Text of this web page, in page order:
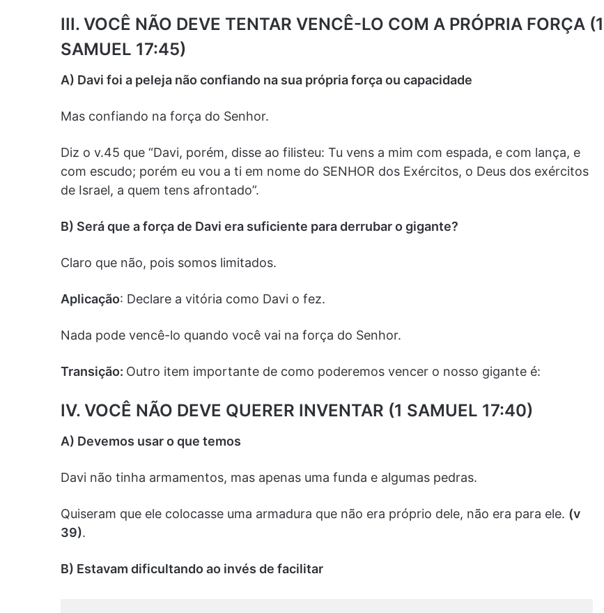
III. VOCÊ NÃO DEVE TENTAR VENCÊ-LO COM A PRÓPRIA FORÇA (1
SAMUEL 17:45)
A) Davi foi a peleja não confiando na sua própria força ou capacidade
Mas confiando na força do Senhor.
Diz o v.45 que “Davi, porém, disse ao filisteu: Tu vens a mim com espada, e com lança, e
com escudo; porém eu vou a ti em nome do SENHOR dos Exércitos, o Deus dos exércitos
de Israel, a quem tens afrontado”.
B) Será que a força de Davi era suficiente para derrubar o gigante?
Claro que não, pois somos limitados.
Aplicação: Declare a vitória como Davi o fez.
Nada pode vencê-lo quando você vai na força do Senhor.
Transição: Outro item importante de como poderemos vencer o nosso gigante é:
IV. VOCÊ NÃO DEVE QUERER INVENTAR (1 SAMUEL 17:40)
A) Devemos usar o que temos
Davi não tinha armamentos, mas apenas uma funda e algumas pedras.
Quiseram que ele colocasse uma armadura que não era próprio dele, não era para ele. (v
39).
B) Estavam dificultando ao invés de facilitar